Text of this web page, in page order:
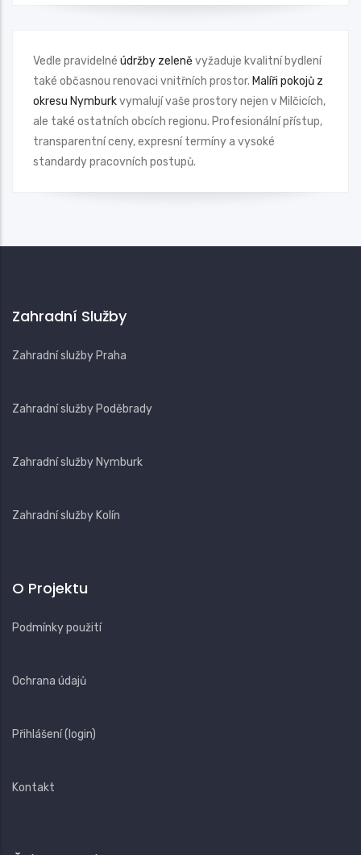
Vedle pravidelné údržby zeleněvyžaduje kvalitní bydlení
také občasnou renovaci vnitřních prostor. Malíři pokojů z
okresu Nymburkvymalují vaše prostory nejen v Milčicích,
ale také ostatních obcích regionu. Profesionální přístup,
transparentní ceny, expresní termíny a vysoké
standardy pracovních postupů.
Zahradní Služby
Zahradní služby Praha
Zahradní služby Poděbrady
Zahradní služby Nymburk
Zahradní služby Kolín
O Projektu
Podmínky použití
Ochrana údajů
Přihlášení (login)
Kontakt